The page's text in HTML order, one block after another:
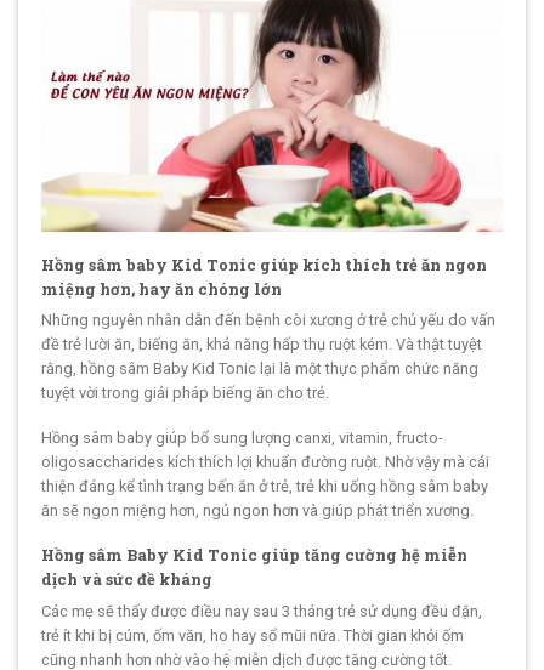
Hồng sâm baby Kid Tonic giúp kích thích trẻ ăn ngon
miệng hơn, hay ăn chóng lớn
Những nguyên nhân dẫn đến bệnh còi xương ở trẻ chủ yếu do vấn
đề trẻ lười ăn, biếng ăn, khả năng hấp thụ ruột kém. Và thật tuyệt
rằng, hồng sâm Baby Kid Tonic lại là một thực phẩm chức năng
tuyệt vời trong giải pháp biếng ăn cho trẻ.
Hồng sâm baby giúp bổ sung lượng canxi, vitamin, fructo-
oligosaccharides kích thích lợi khuẩn đường ruột. Nhờ vậy mà cải
thiện đáng kể tình trạng bến ăn ở trẻ, trẻ khi uống hồng sâm baby
ăn sẽ ngon miệng hơn, ngủ ngon hơn và giúp phát triển xương.
Hồng sâm Baby Kid Tonic giúp tăng cường hệ miễn
dịch và sức đề kháng
Các mẹ sẽ thấy được điều nay sau 3 tháng trẻ sử dụng đều đặn,
trẻ ít khi bị cúm, ốm văn, ho hay sổ mũi nữa. Thời gian khỏi ốm
cũng nhanh hơn nhờ vào hệ miễn dịch được tăng cường tốt.